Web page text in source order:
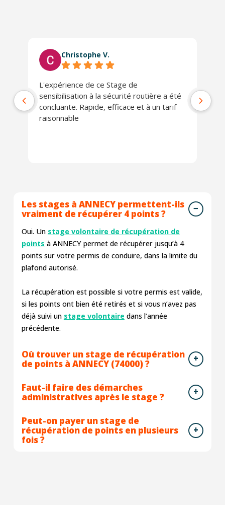
Christophe V.
L'expérience de ce Stage de
sensibilisation à la sécurité routière a été
concluante. Rapide, efficace et à un tarif
raisonnable
Les stages à ANNECY permettent-ils
vraiment de récupérer 4 points ?
Oui. Un stage volontaire de récupération de
points à ANNECY permet de récupérer jusqu’à 4
points sur votre permis de conduire, dans la limite du
plafond autorisé.
La récupération est possible si votre permis est valide,
si les points ont bien été retirés et si vous n’avez pas
déjà suivi un stage volontaire dans l’année
précédente.
Où trouver un stage de récupération
de points à ANNECY (74000) ?
Faut-il faire des démarches
administratives après le stage ?
Peut-on payer un stage de
récupération de points en plusieurs
fois ?